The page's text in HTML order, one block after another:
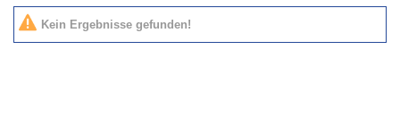
Kein Ergebnisse gefunden!